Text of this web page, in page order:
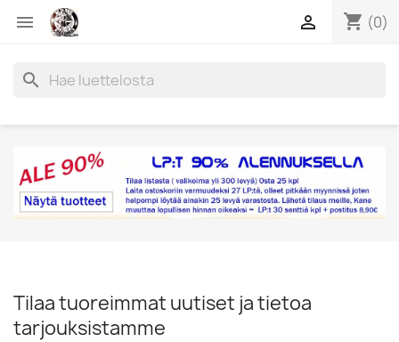
 shopping_cart (0)

search
Tilaa tuoreimmat uutiset ja tietoa
tarjouksistamme